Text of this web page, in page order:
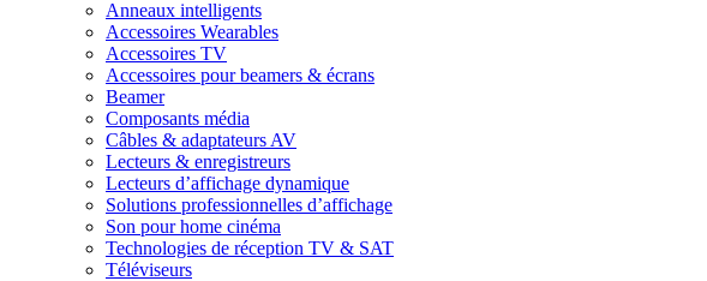
Anneaux intelligents
Accessoires Wearables
Accessoires TV
Accessoires pour beamers & écrans
Beamer
Composants média
Câbles & adaptateurs AV
Lecteurs & enregistreurs
Lecteurs d’affichage dynamique
Solutions professionnelles d’affichage
Son pour home cinéma
Technologies de réception TV & SAT
Téléviseurs